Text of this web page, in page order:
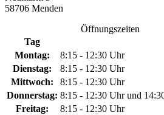
58706 Menden
Öffnungszeiten
Tag
Montag:
8:15 - 12:30 Uhr
Dienstag:
8:15 - 12:30 Uhr
Mittwoch:
8:15 - 12:30 Uhr
Donnerstag: 8:15 - 12:30 Uhr und
Freitag:
8:15 - 12:30 Uhr